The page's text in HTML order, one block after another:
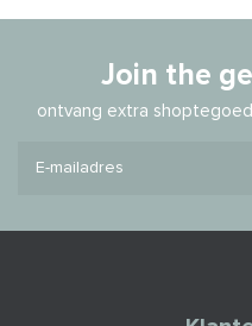
Join the
ontvang extra